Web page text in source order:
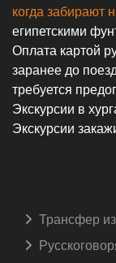
когда забирают
египетскими
Оплата картой
заранее до
требуется
Экскурсии в
Экскурсии
Трансфер